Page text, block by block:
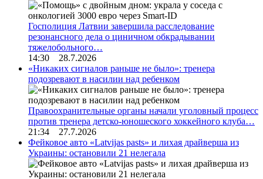
Госполиция Латвии завершила расследование
резонансного дела о циничном обкрадывании
тяжелобольного…
14:30 28.7.2026
«Никаких сигналов раньше не было»: тренера
подозревают в насилии над ребенком
Правоохранительные органы начали уголовный процесс
против тренера детско-юношеского хоккейного клуба…
21:34 27.7.2026
Фейковое авто «Latvijas pasts» и лихая драйверша из
Украины: остановили 21 нелегала